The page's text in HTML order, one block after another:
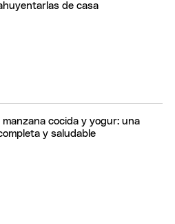
de casa
manzana cocida y yogur: una
y saludable